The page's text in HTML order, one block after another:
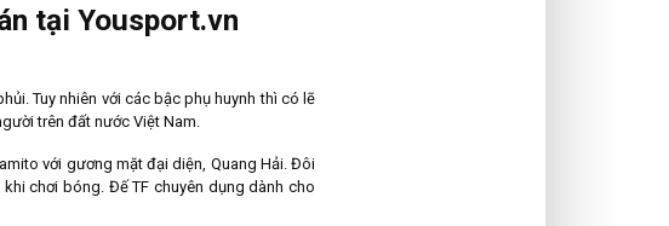
tại Yousport.vn
Tuy nhiên với các bậc phụ huynh thì có lẽ
trên đất nước Việt Nam.
với gương mặt đại diện, Quang Hải. Đôi
chơi bóng. Đế TF chuyên dụng dành cho